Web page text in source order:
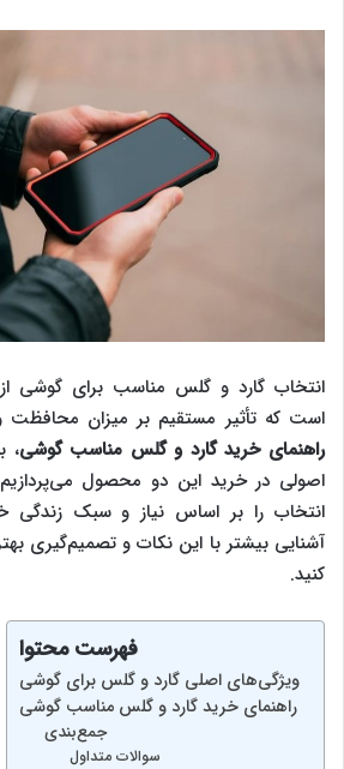
انتخاب گارد و گلس مناسب برای گوشی
است که تأثیر مستقیم بر میزان محافظت
راهنمای خرید گارد و گلس مناسب گوشی،
اصولی در خرید این دو محصول می‌پردازیم
انتخاب را بر اساس نیاز و سبک زندگی
آشنایی بیشتر با این نکات و تصمیم‌گیری
کنید.
فهرست محتوا
ویژگی‌‌‌‌های اصلی گارد و گلس برای گوشی
راهنمای خرید گارد و گلس مناسب گوشی
جمع‌بندی
سوالات متداول